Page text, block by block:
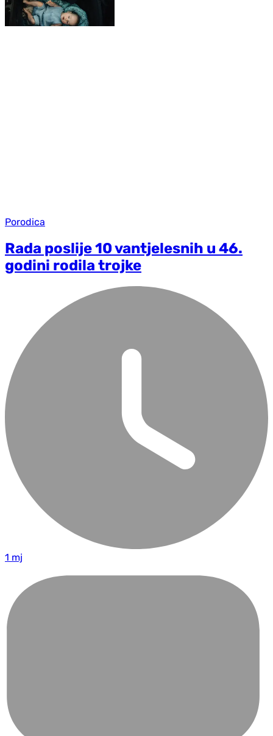
Porodica
Rada poslije 10 vantjelesnih u 46.
godini rodila trojke
1 mj